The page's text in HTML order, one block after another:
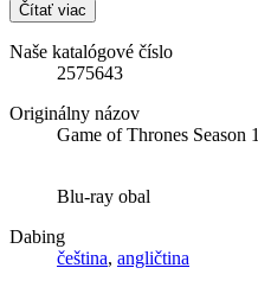
Čítať viac
Naše katalógové číslo
2575643
Originálny názov
Game of Thrones
Blu-ray obal
Dabing
čeština, angličtina